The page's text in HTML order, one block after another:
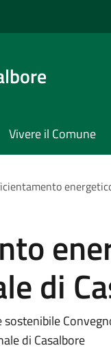
Vivere il Comune
di
sostenibile
di Casalbore